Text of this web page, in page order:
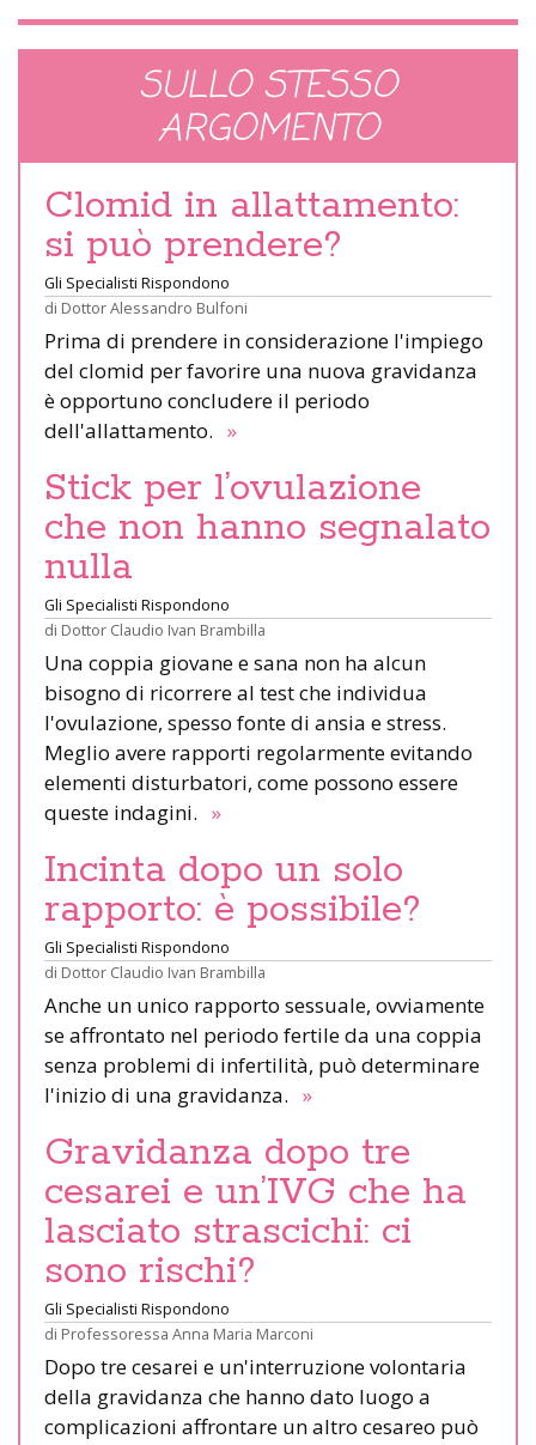
SULLO STESSO
ARGOMENTO
Clomid in allattamento:
si può prendere?
Gli Specialisti Rispondono
di Dottor Alessandro Bulfoni
Prima di prendere in considerazione l'impiego
del clomid per favorire una nuova gravidanza
è opportuno concludere il periodo
dell'allattamento. »
Stick per l’ovulazione
che non hanno segnalato
nulla
Gli Specialisti Rispondono
di Dottor Claudio Ivan Brambilla
Una coppia giovane e sana non ha alcun
bisogno di ricorrere al test che individua
l'ovulazione, spesso fonte di ansia e stress.
Meglio avere rapporti regolarmente evitando
elementi disturbatori, come possono essere
queste indagini. »
Incinta dopo un solo
rapporto: è possibile?
Gli Specialisti Rispondono
di Dottor Claudio Ivan Brambilla
Anche un unico rapporto sessuale, ovviamente
se affrontato nel periodo fertile da una coppia
senza problemi di infertilità, può determinare
l'inizio di una gravidanza. »
Gravidanza dopo tre
cesarei e un’IVG che ha
lasciato strascichi: ci
sono rischi?
Gli Specialisti Rispondono
di Professoressa Anna Maria Marconi
Dopo tre cesarei e un'interruzione volontaria
della gravidanza che hanno dato luogo a
complicazioni affrontare un altro cesareo può